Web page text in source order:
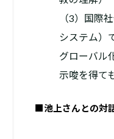
（3）国際
システム）
グローバル
示唆を得て
■池上さんとの対